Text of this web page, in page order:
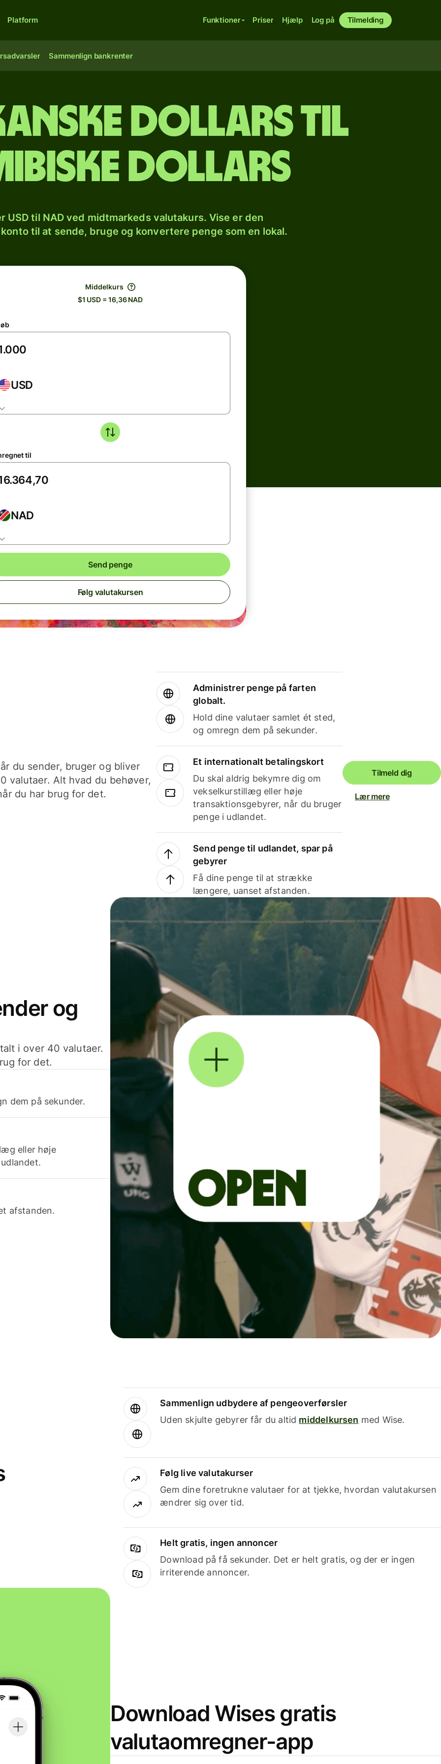
Platform Funktioner Priser Hjælp Log på Tilmelding
Sammenlign bankrenter
dollars til
dollars
USD til NAD ved midtmarkeds valutakurs. Vise er den
til at sende, bruge og konvertere penge som en lokal.
Middelkurs
$1 USD = 16,36 NAD
USD
til
NAD
Send penge
Følg valutakursen
du sender, bruger og bliver
valutaer. Alt hvad du behøver,
du har brug for det.
Administrer penge på farten
globalt.
Hold dine valutaer samlet ét sted,
og omregn dem på sekunder.
Et internationalt betalingskort
Du skal aldrig bekymre dig om
vekselkurstillæg eller høje
transaktionsgebyrer, når du bruger
penge i udlandet.
Send penge til udlandet, spar på
gebyrer
Få dine penge til at strække
længere, uanset afstanden.
Tilmeld dig
Lær mere
og
i over 40 valutaer.
for det.
dem på sekunder.
eller høje
afstanden.
Sammenlign udbydere af pengeoverførsler
Uden skjulte gebyrer får du altid middelkursen med Wise.
Følg live valutakurser
Gem dine foretrukne valutaer for at tjekke, hvordan valutakursen
ændrer sig over tid.
Helt gratis, ingen annoncer
Download på få sekunder. Det er helt gratis, og der er ingen
irriterende annoncer.
Download Wises gratis
valutaomregner-app